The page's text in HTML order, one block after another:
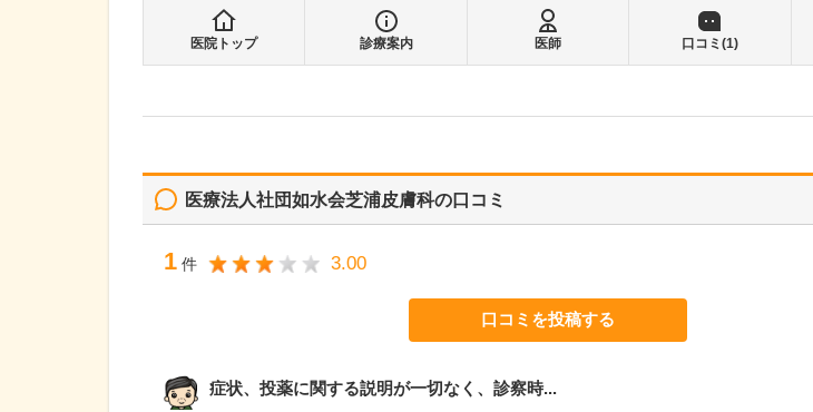
医院トップ 診療案内 医師 口コミ(1)
医療法人社団如水会芝浦皮膚科の口コミ
1 件 3.00
口コミを投稿する
症状、投薬に関する説明が一切なく、診察時...